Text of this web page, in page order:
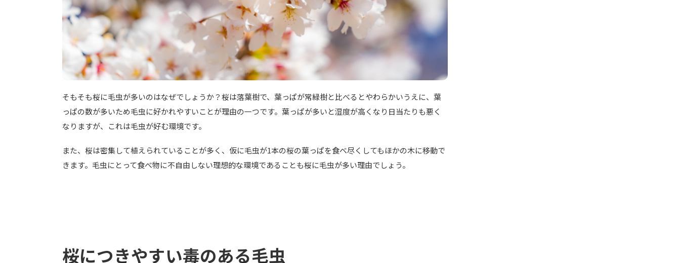
そもそも桜に毛虫が多いのはなぜでしょうか？桜は落葉樹で、葉っぱが常緑樹と比べるとやわらかいうえに、葉
っぱの数が多いため毛虫に好かれやすいことが理由の一つです。葉っぱが多いと湿度が高くなり日当たりも悪く
なりますが、これは毛虫が好む環境です。
また、桜は密集して植えられていることが多く、仮に毛虫が1本の桜の葉っぱを食べ尽くしてもほかの木に移動で
きます。毛虫にとって食べ物に不自由しない理想的な環境であることも桜に毛虫が多い理由でしょう。
桜につきやすい毒のある毛虫